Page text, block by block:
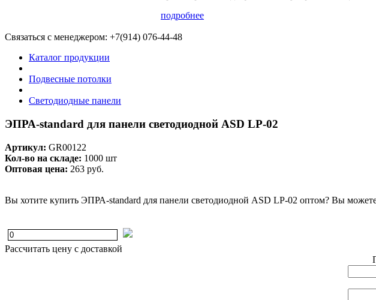
подробнее
Связаться с менеджером: +7(914) 076-44-48
Каталог продукции
Подвесные потолки
Светодиодные панели
ЭПРА-standard для панели светодиодной ASD LP-02
Артикул: GR00122
Кол-во на складе: 1000 шт
Оптовая цена: 263 руб.
Вы хотите купить ЭПРА-standard для панели светодиодной ASD LP-02 оптом? Вы
Рассчитать цену с доставкой